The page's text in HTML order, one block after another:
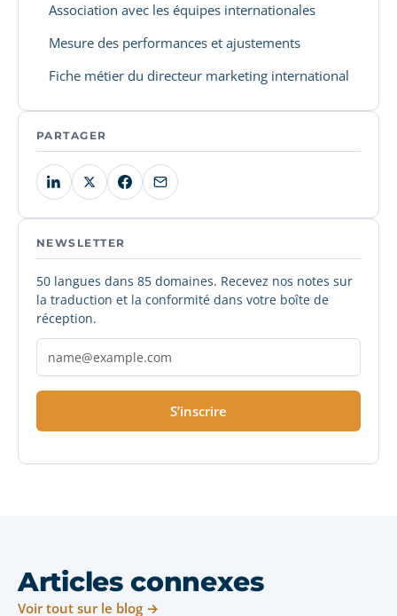
Association avec les équipes internationales
Mesure des performances et ajustements
Fiche métier du directeur marketing international
PARTAGER
NEWSLETTER
50 langues dans 85 domaines. Recevez nos notes sur
la traduction et la conformité dans votre boîte de
réception.
S’inscrire
Articles connexes
Voir tout sur le blog →